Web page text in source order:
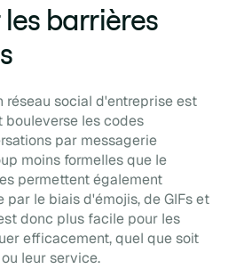
barrières
réseau social d'entreprise est
bouleverse les codes
par messagerie
moins formelles que le
permettent également
par le biais d'émojis, de GIFs et
donc plus facile pour les
efficacement, quel que soit
leur service.